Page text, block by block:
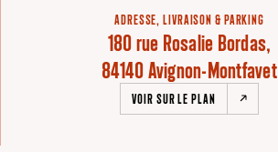
ADRESSE, LIVRAISON & PARKING
180 rue Rosalie Bordas,
84140 Avignon-Montfavet
VOIR SUR LE PLAN